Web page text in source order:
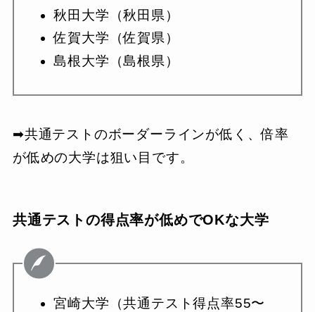
秋田大学（秋田県）
佐賀大学（佐賀県）
島根大学（島根県）
➡︎共通テストのボーダーラインが低く、倍率
が低めの大学は狙い目です。
共通テストの得点率が低めでOKな大学
宮崎大学（共通テスト得点率55〜